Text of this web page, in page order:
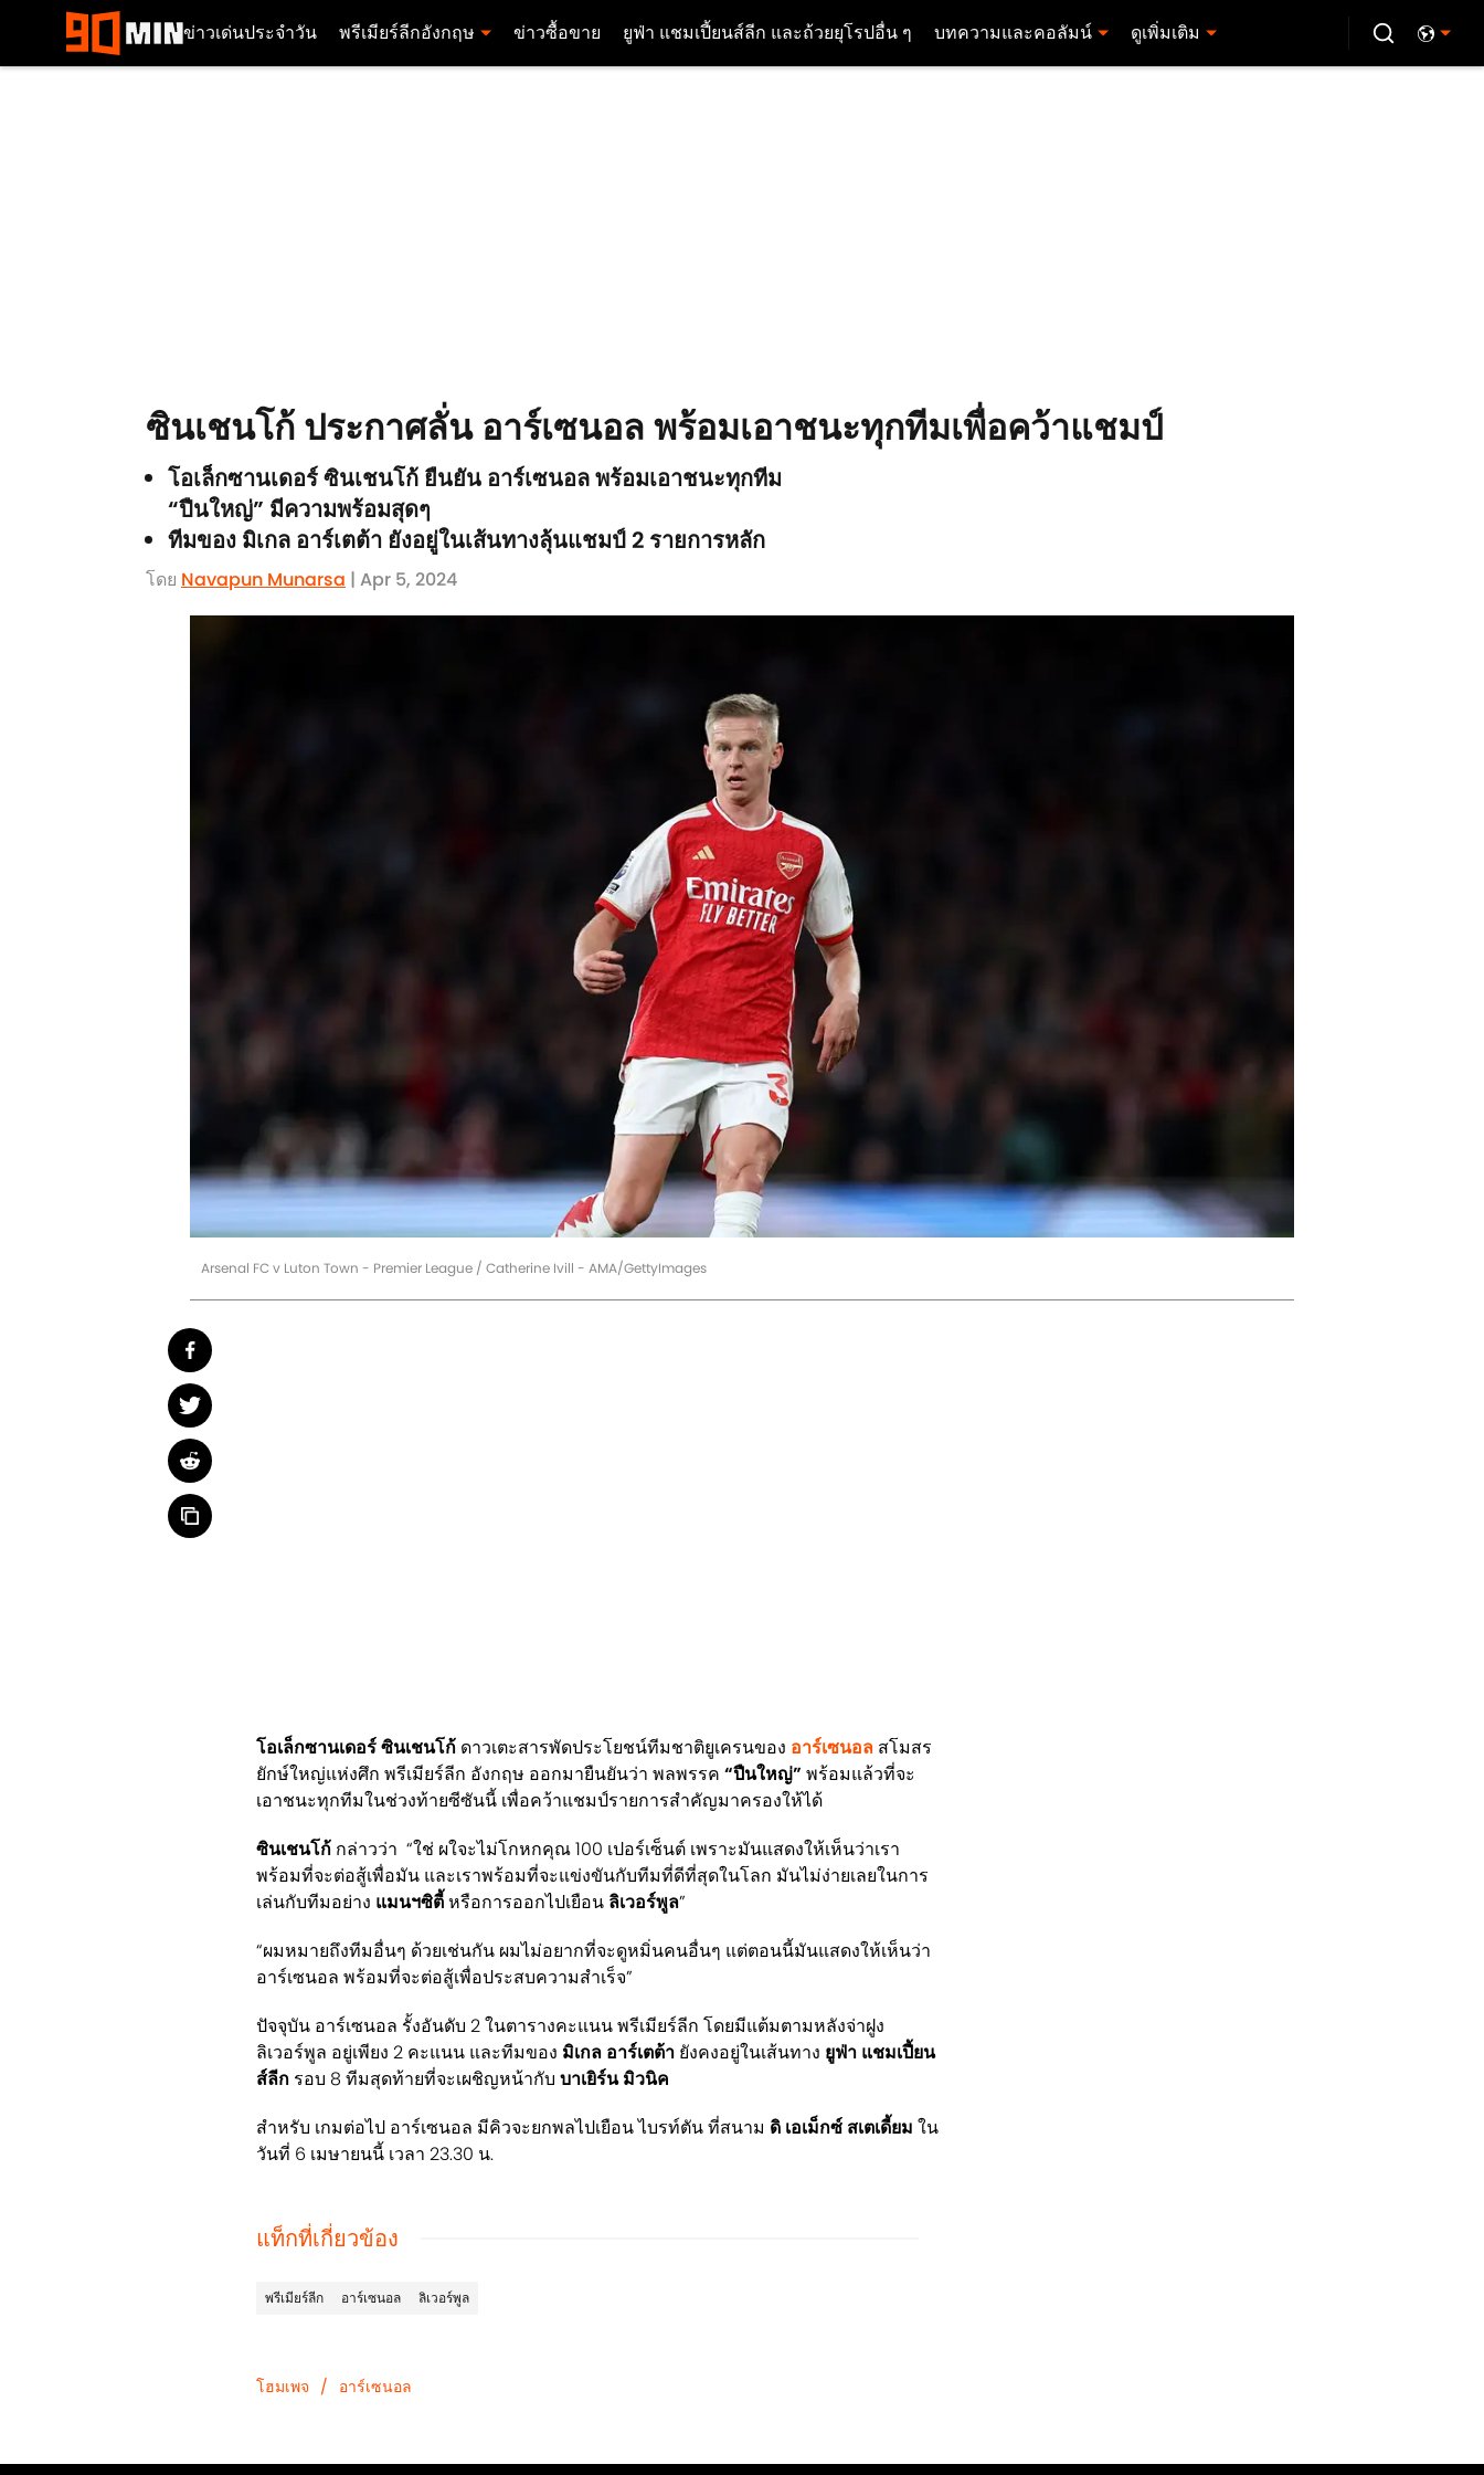
ข่าวเด่นประจำวัน พรีเมียร์ลีกอังกฤษ ข่าวซื้อขาย ยูฟ่า แชมเปี้ยนส์ลีก และถ้วยยุโรปอื่น ๆ บทความและคอลัมน์ ดูเพิ่มเติม
ซินเชนโก้ ประกาศลั่น อาร์เซนอล พร้อมเอาชนะทุกทีมเพื่อคว้าแชมป์
โอเล็กซานเดอร์ ซินเชนโก้ ยืนยัน อาร์เซนอล พร้อมเอาชนะทุกทีม
“ปืนใหญ่” มีความพร้อมสุดๆ
ทีมของ มิเกล อาร์เตต้า ยังอยู่ในเส้นทางลุ้นแชมป์ 2 รายการหลัก
โดย Navapun Munarsa | Apr 5, 2024
Arsenal FC v Luton Town - Premier League / Catherine Ivill - AMA/GettyImages
โอเล็กซานเดอร์ ซินเชนโก้ ดาวเตะสารพัดประโยชน์ทีมชาติยูเครนของ อาร์เซนอล สโมสร
ยักษ์ใหญ่แห่งศึก พรีเมียร์ลีก อังกฤษ ออกมายืนยันว่า พลพรรค “ปืนใหญ่” พร้อมแล้วที่จะ
เอาชนะทุกทีมในช่วงท้ายซีซันนี้ เพื่อคว้าแชมป์รายการสำคัญมาครองให้ได้
ซินเชนโก้ กล่าวว่า “ใช่ ผใจะไม่โกหกคุณ 100 เปอร์เซ็นต์ เพราะมันแสดงให้เห็นว่าเรา
พร้อมที่จะต่อสู้เพื่อมัน และเราพร้อมที่จะแข่งขันกับทีมที่ดีที่สุดในโลก มันไม่ง่ายเลยในการ
เล่นกับทีมอย่าง แมนฯซิตี้หรือการออกไปเยือน ลิเวอร์พูล”
“ผมหมายถึงทีมอื่นๆ ด้วยเช่นกัน ผมไม่อยากที่จะดูหมิ่นคนอื่นๆ แต่ตอนนี้มันแสดงให้เห็นว่า
อาร์เซนอล พร้อมที่จะต่อสู้เพื่อประสบความสำเร็จ”
ปัจจุบัน อาร์เซนอล รั้งอันดับ 2 ในตารางคะแนน พรีเมียร์ลีก โดยมีแต้มตามหลังจ่าฝูง
ลิเวอร์พูล อยู่เพียง 2 คะแนน และทีมของ มิเกล อาร์เตต้า ยังคงอยู่ในเส้นทาง ยูฟ่า แชมเปี้ยน
ส์ลีก รอบ 8 ทีมสุดท้ายที่จะเผชิญหน้ากับ บาเยิร์น มิวนิค
สำหรับ เกมต่อไป อาร์เซนอล มีคิวจะยกพลไปเยือน ไบรท์ตัน ที่สนาม ดิ เอเม็กซ์ สเตเดี้ยม ใน
วันที่ 6 เมษายนนี้ เวลา 23.30 น.
แท็กที่เกี่ยวข้อง
พรีเมียร์ลีก อาร์เซนอล ลิเวอร์พูล
โฮมเพจ / อาร์เซนอล